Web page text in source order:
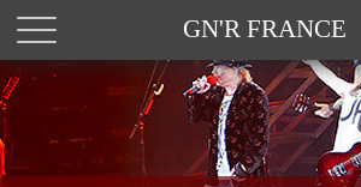
GN'R FRANCE